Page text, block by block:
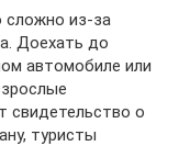
сложно из-за
Доехать до
автомобиле или
свидетельство о
туристы